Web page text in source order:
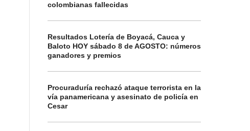
colombianas fallecidas
Resultados Lotería de Boyacá, Cauca y
Baloto HOY sábado 8 de AGOSTO: números
ganadores y premios
Procuraduría rechazó ataque terrorista en la
vía panamericana y asesinato de policía en
Cesar